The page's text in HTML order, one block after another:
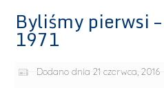
Byliśmy pierwsi
1971
Dodano dnia 21 czerwca, 2016